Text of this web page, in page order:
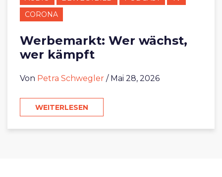
CORONA
Werbemarkt: Wer wächst,
wer kämpft
Von Petra Schwegler / Mai 28, 2026
WEITERLESEN